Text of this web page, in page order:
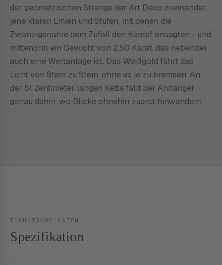
der geometrischen Strenge der Art Déco zueinander,
jene klaren Linien und Stufen, mit denen die
Zwanzigerjahre dem Zufall den Kampf ansagten - und
mittendrin ein Gewicht von 2,50 Karat, das nebenbei
auch eine Wertanlage ist. Das Weißgold führt das
Licht von Stein zu Stein, ohne es je zu bremsen. An
der 51 Zentimeter langen Kette fällt der Anhänger
genau dahin, wo Blicke ohnehin zuerst hinwandern.
TECHNISCHE DATEN
Spezifikation